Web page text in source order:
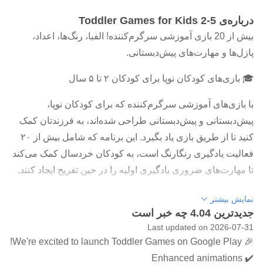
درباره‌ی Toddler Games for Kids 2-5
بیش از 20 بازی آموزشی سرگرم‌کننده! الفبا، رنگ‌ها، اعداد،
پازل‌ها و مهارت‌های پیش‌دبستانی.
🎓 بازی‌های کودکان نوپا برای کودکان ۲ تا ۵ سال
با بازی‌های آموزشی سرگرم‌کننده که برای کودکان نوپا،
پیش‌دبستانی و پیش‌دبستانی طراحی شده‌اند، به فرزندتان کمک
کنید تا از طریق بازی یاد بگیرد. این برنامه که شامل بیش از ۲۰
فعالیت یادگیری رنگارنگ است، به کودکان خردسال کمک می‌کند
تا مهارت‌های ضروری یادگیری اولیه را در حین تفریح ​​​​ایجاد کنند.
هستند، از طریق گیم‌پلی ساده و جذاب، کنجکاوی، خلاقیت و
اعتماد به نفس را تشویق می‌کنند.
🌟 موارد شامل
نمایش بیشتر
جدیدترین 4.04 چه خبر است
Last updated on 2026-07-31
🎉 We're excited to launch Toddler Games on Google Play!
✔️ Enhanced animations